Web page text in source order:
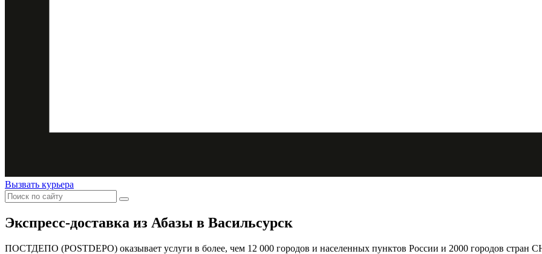
Вызвать курьера
Экспресс-доставка из Абазы в Васильсурск
ПОСТДЕПО (POSTDEPO) оказывает услуги в более, чем 12 000 городов и населенных пунктов России и 2000 городов стран